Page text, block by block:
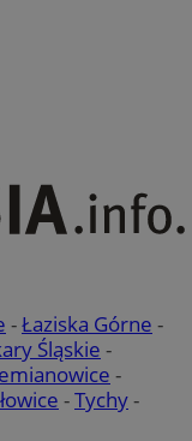
-Łaziska Górne -
Śląskie -
-
-Tychy-